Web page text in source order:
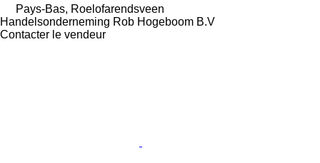
Pays-Bas, Roelofarendsveen
Handelsonderneming Rob Hogeboom B.V
Contacter le vendeur